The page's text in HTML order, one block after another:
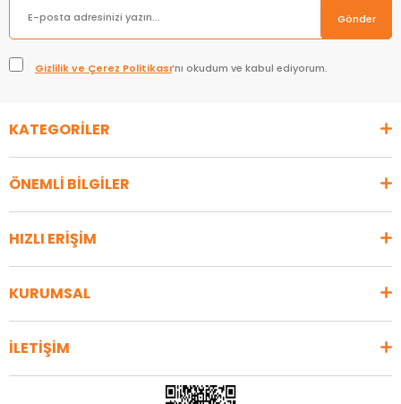
Gönder
Gizlilik ve Çerez Politikası’nı okudum ve kabul ediyorum.
KATEGORİLER
ÖNEMLİ BİLGİLER
HIZLI ERİŞİM
KURUMSAL
İLETİŞİM